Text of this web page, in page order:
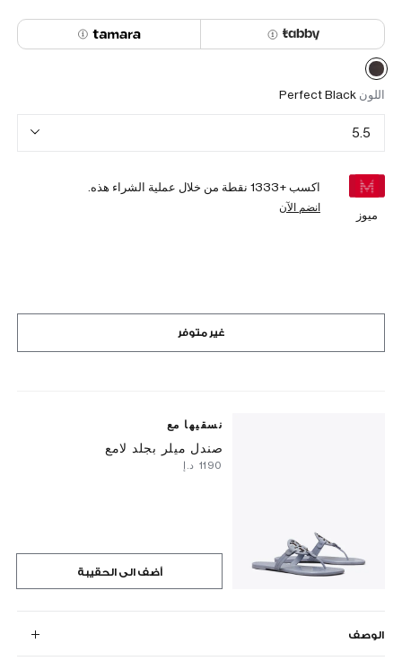
اللون Perfect Black
5.5
ميوز
اكسب +1333 نقطة من خلال عملية الشراء هذه.
انضم الآن
غير متوفر
نسقيها مع
صندل ميلر بجلد لامع
أضف الى الحقيبة
الوصف